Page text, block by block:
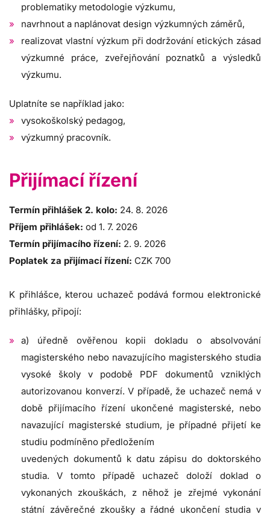
problematiky metodologie výzkumu,
navrhnout a naplánovat design výzkumných záměrů,
realizovat vlastní výzkum při dodržování etických zásad
výzkumné práce, zveřejňování poznatků a výsledků
výzkumu.
Uplatníte se například jako:
vysokoškolský pedagog,
výzkumný pracovník.
Přijímací řízení
Termín přihlášek 2. kolo: 24. 8. 2026
Příjem přihlášek: od 1. 7. 2026
Termín přijímacího řízení: 2. 9. 2026
Poplatek za přijímací řízení: CZK 700
K přihlášce, kterou uchazeč podává formou elektronické
přihlášky, připojí:
a) úředně ověřenou kopii dokladu o absolvování
magisterského nebo navazujícího magisterského studia
vysoké školy v podobě PDF dokumentů vzniklých
autorizovanou konverzí. V případě, že uchazeč nemá v
době přijímacího řízení ukončené magisterské, nebo
navazující magisterské studium, je případné přijetí ke
studiu podmíněno předložením
uvedených dokumentů k datu zápisu do doktorského
studia. V tomto případě uchazeč doloží doklad o
vykonaných zkouškách, z něhož je zřejmé vykonání
státní závěrečné zkoušky a řádné ukončení studia v